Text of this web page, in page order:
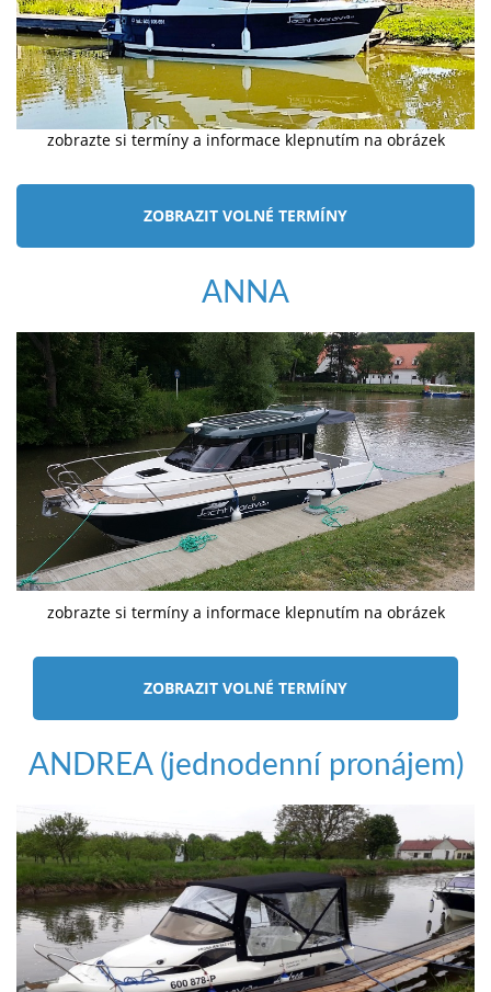
zobrazte si termíny a informace klepnutím na obrázek
ZOBRAZIT VOLNÉ TERMÍNY
ANNA
zobrazte si termíny a informace klepnutím na obrázek
ZOBRAZIT VOLNÉ TERMÍNY
ANDREA (jednodenní pronájem)